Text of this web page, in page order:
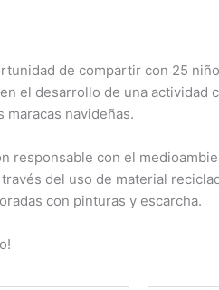
de compartir con 25
el desarrollo de una actividad
navideñas.
responsable con el
del uso de material
con pinturas y escarcha.